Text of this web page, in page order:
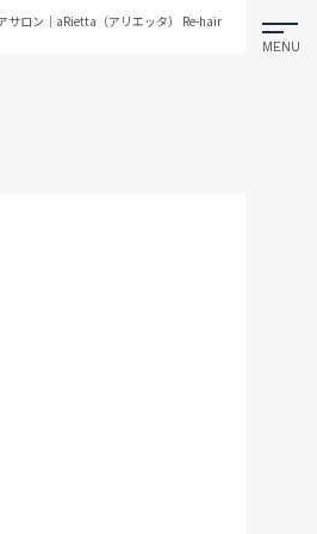
サロン｜aRietta（アリエッタ） Re-hair